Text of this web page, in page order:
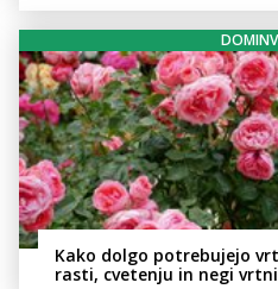
Kako dolgo potrebujejo
rasti, cvetenju in negi